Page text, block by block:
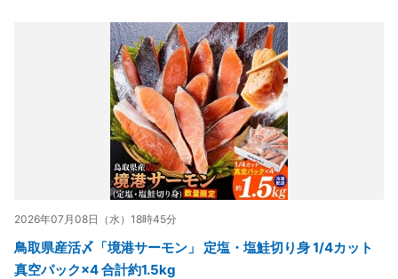
2026年07月08日（水）18時45分
鳥取県産活〆「境港サーモン」 定塩・塩鮭切り身 1/4カット
真空パック×4 合計約1.5kg